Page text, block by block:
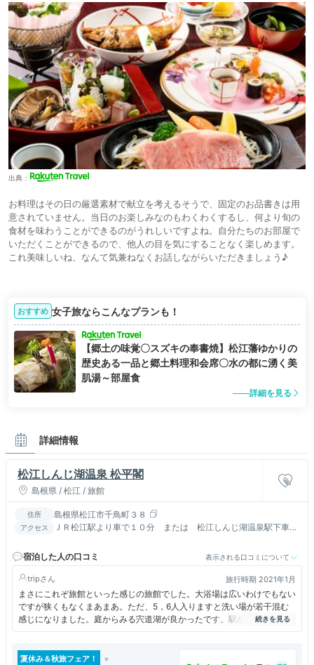
出典：
お料理はその日の厳選素材で献立を考えるそうで、固定のお品書きは用
意されていません。当日のお楽しみなのもわくわくするし、何より旬の
食材を味わうことができるのがうれしいですよね。自分たちのお部屋で
いただくことができるので、他人の目を気にすることなく楽しめます。
これ美味しいね、なんて気兼ねなくお話しながらいただきましょう♪
おすすめ 女子旅ならこんなプランも！
【郷土の味覚〇スズキの奉書焼】松江藩ゆかりの
歴史ある一品と郷土料理和会席〇水の都に湧く美
肌湯～部屋食
詳細を見る
詳細情報
松江しんじ湖温泉 松平閣
島根県 / 松江 / 旅館
住所 島根県松江市千鳥町３８
アクセス
ＪＲ松江駅より車で１０分 または 松江しんじ湖温泉駅下車徒
宿泊した人の口コミ
表示される口コミについて
trip 旅行時期 2021年1月
まさにこれぞ旅館といった感じの旅館でした。大浴場は広いわけでもない
ですが狭くもなくまあまあ。ただ、5，6人入りますと洗い場が若干混む
感じになりました。庭からみる宍道湖が良かったです。駅からもわりと近
いので、公共交通機関利用の方には良いかもしれません。
夏休み＆秋旅フェア！